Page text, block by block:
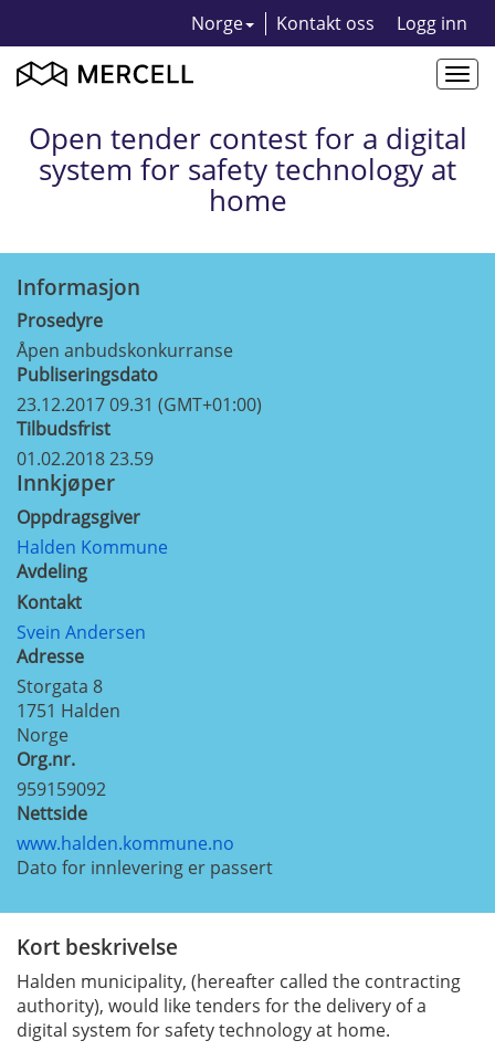
Norge Kontakt oss Logg inn
Open tender contest for a digital
system for safety technology at
home
Informasjon
Prosedyre
Åpen anbudskonkurranse
Publiseringsdato
23.12.2017 09.31 (GMT+01:00)
Tilbudsfrist
01.02.2018 23.59
Innkjøper
Oppdragsgiver
Halden Kommune
Avdeling
Kontakt
Svein Andersen
Adresse
Storgata 8
1751 Halden
Norge
Org.nr.
959159092
Nettside
www.halden.kommune.no
Dato for innlevering er passert
Kort beskrivelse
Halden municipality, (hereafter called the contracting
authority), would like tenders for the delivery of a
digital system for safety technology at home.